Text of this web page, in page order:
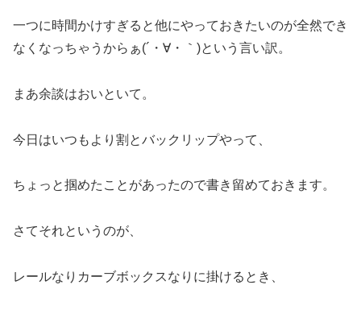
一つに時間かけすぎると他にやっておきたいのが全然でき
なくなっちゃうからぁ(´・∀・｀)という言い訳。
まあ余談はおいといて。
今日はいつもより割とバックリップやって、
ちょっと掴めたことがあったので書き留めておきます。
さてそれというのが、
レールなりカーブボックスなりに掛けるとき、